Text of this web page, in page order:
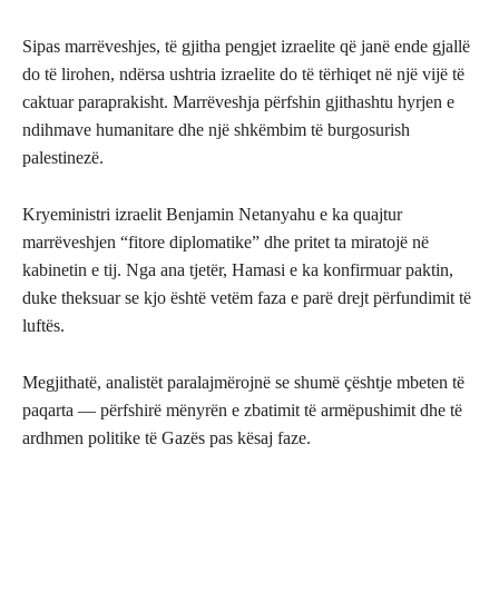
Sipas marrëveshjes, të gjitha pengjet izraelite që janë ende gjallë
do të lirohen, ndërsa ushtria izraelite do të tërhiqet në një vijë të
caktuar paraprakisht. Marrëveshja përfshin gjithashtu hyrjen e
ndihmave humanitare dhe një shkëmbim të burgosurish
palestinezë.
Kryeministri izraelit Benjamin Netanyahu e ka quajtur
marrëveshjen “fitore diplomatike” dhe pritet ta miratojë në
kabinetin e tij. Nga ana tjetër, Hamasi e ka konfirmuar paktin,
duke theksuar se kjo është vetëm faza e parë drejt përfundimit të
luftës.
Megjithatë, analistët paralajmërojnë se shumë çështje mbeten të
paqarta — përfshirë mënyrën e zbatimit të armëpushimit dhe të
ardhmen politike të Gazës pas kësaj faze.